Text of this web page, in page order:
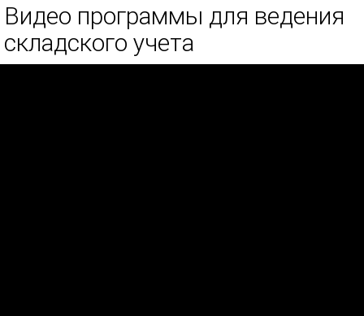
Видео программы для ведения
складского учета